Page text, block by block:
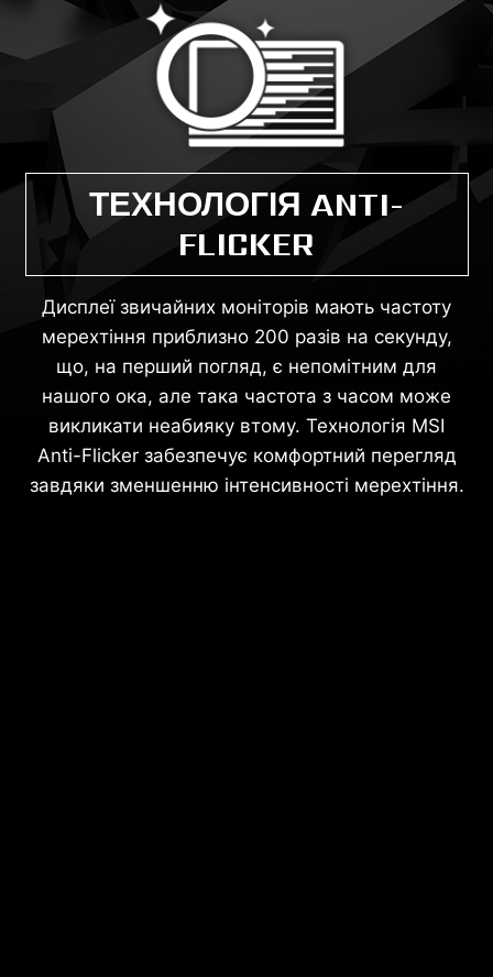
ТЕХНОЛОГІЯ ANTI-
FLICKER
Дисплеї звичайних моніторів мають частоту
мерехтіння приблизно 200 разів на секунду,
що, на перший погляд, є непомітним для
нашого ока, але така частота з часом може
викликати неабияку втому. Технологія MSI
Anti-Flicker забезпечує комфортний перегляд
завдяки зменшенню інтенсивності мерехтіння.